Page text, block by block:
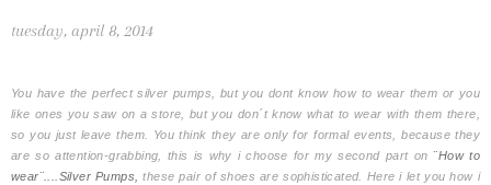
tuesday, april 8, 2014
You have the perfect silver pumps, but you dont know how to wear them or you
like ones you saw on a store, but you don´t know what to wear with them there,
so you just leave them. You think they are only for formal events, because they
are so attention-grabbing, this is why i choose for my second part on¨How to
wear¨....Silver Pumps,these pair of shoes are sophisticated. Here i let you how i